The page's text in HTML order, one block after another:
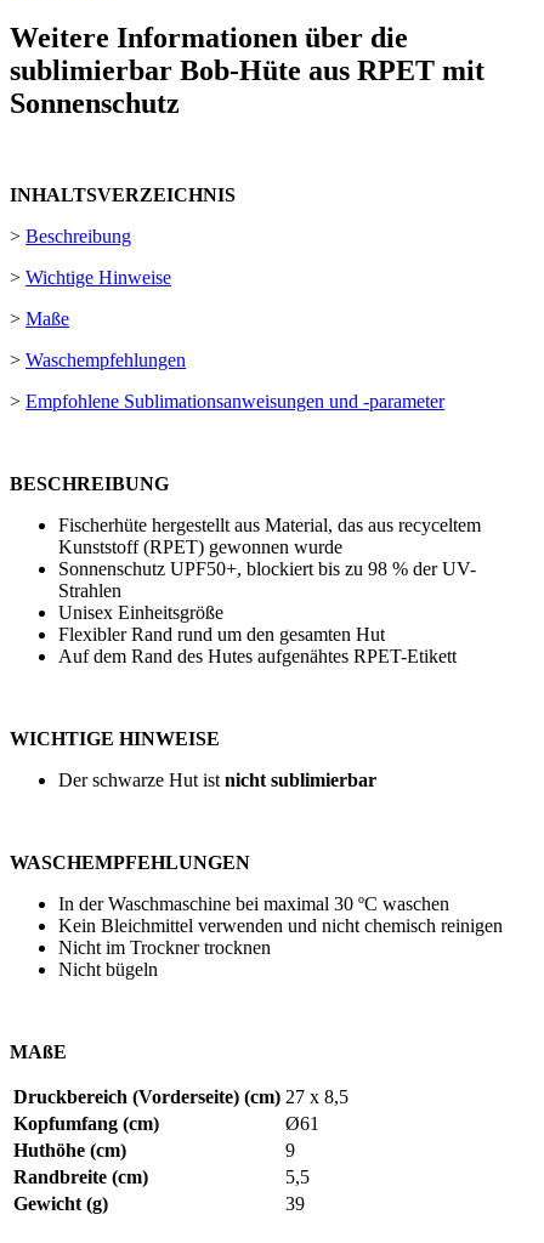
Weitere Informationen über die
sublimierbar Bob-Hüte aus RPET mit
Sonnenschutz
INHALTSVERZEICHNIS
> Beschreibung
> Wichtige Hinweise
> Maße
> Waschempfehlungen
> Empfohlene Sublimationsanweisungen und -parameter
BESCHREIBUNG
Fischerhüte hergestellt aus Material, das aus recyceltem
Kunststoff (RPET) gewonnen wurde
Sonnenschutz UPF50+, blockiert bis zu 98 % der UV-
Strahlen
Unisex Einheitsgröße
Flexibler Rand rund um den gesamten Hut
Auf dem Rand des Hutes aufgenähtes RPET-Etikett
WICHTIGE HINWEISE
Der schwarze Hut istnicht sublimierbar
WASCHEMPFEHLUNGEN
In der Waschmaschine bei maximal 30 ºC waschen
Kein Bleichmittel verwenden und nicht chemisch reinigen
Nicht im Trockner trocknen
Nicht bügeln
MAßE
Druckbereich (Vorderseite) (cm) 27 x 8,5
Kopfumfang (cm)
Ø61
Huthöhe (cm)
9
Randbreite (cm)
5,5
Gewicht (g)
39